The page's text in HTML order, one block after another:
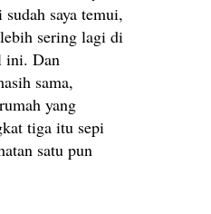
saya temui,
sering lagi di
ini. Dan
sama,
yang
tiga itu sepi
satu pun